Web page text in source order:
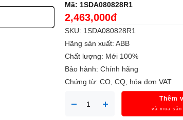
Mã: 1SDA080828R1
2,463,000đ
SKU: 1SDA080828R1
Hãng sản xuất: ABB
Chất lượng: Mới 100%
Bảo hành: Chính hãng
Chứng từ: CO, CQ, hóa đơn VAT
Thêm
và mua sản